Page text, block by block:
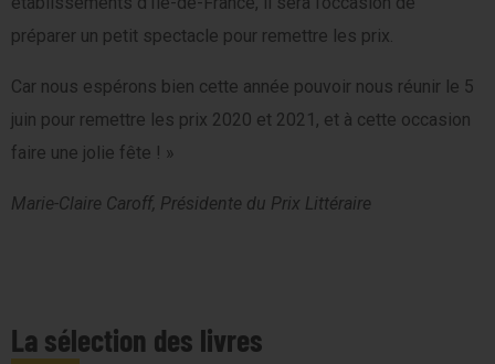
préparer un petit spectacle pour remettre les prix.
Car nous espérons bien cette année pouvoir nous réunir le 5
juin pour remettre les prix 2020 et 2021, et à cette occasion
faire une jolie fête ! »
Marie-Claire Caroff, Présidente du Prix Littéraire
La sélection des livres